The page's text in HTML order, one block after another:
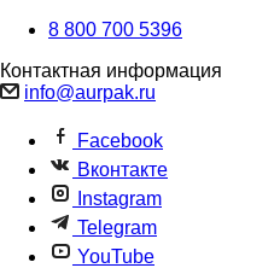
8 800 700 5396
Контактная информация
info@aurpak.ru
Facebook
Вконтакте
Instagram
Telegram
YouTube